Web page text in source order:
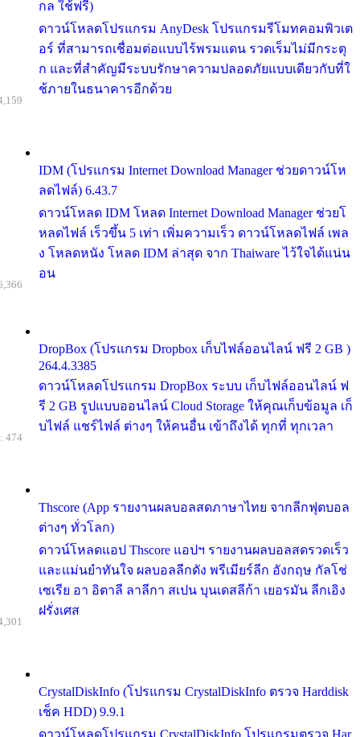
กล ใช้ฟรี)
ดาวน์โหลดโปรแกรม AnyDesk โปรแกรมรีโมทคอมพิวเต
อร์ ที่สามารถเชื่อมต่อแบบไร้พรมแดน รวดเร็มไม่มีกระตุ
ก และที่สำคัญมีระบบรักษาความปลอดภัยแบบเดียวกับที่ใ
ช้ภายในธนาคารอีกด้วย
IDM (โปรแกรม Internet Download Manager ช่วยดาวน์โห
ลดไฟล์) 6.43.7
ดาวน์โหลด IDM โหลด Internet Download Manager ช่วยโ
หลดไฟล์ เร็วขึ้น 5 เท่า เพิ่มความเร็ว ดาวน์โหลดไฟล์ เพล
ง โหลดหนัง โหลด IDM ล่าสุด จาก Thaiware ไว้ใจได้แน่น
อน
DropBox (โปรแกรม Dropbox เก็บไฟล์ออนไลน์ ฟรี 2 GB )
264.4.3385
ดาวน์โหลดโปรแกรม DropBox ระบบ เก็บไฟล์ออนไลน์ ฟ
รี 2 GB รูปแบบออนไลน์ Cloud Storage ให้คุณเก็บข้อมูล เก็
บไฟล์ แชร์ไฟล์ ต่างๆ ให้คนอื่น เข้าถึงได้ ทุกที่ ทุกเวลา
Thscore (App รายงานผลบอลสดภาษาไทย จากลีกฟุตบอล
ต่างๆ ทั่วโลก)
ดาวน์โหลดแอป Thscore แอปฯ รายงานผลบอลสดรวดเร็ว
และแม่นยำทันใจ ผลบอลลีกดัง พรีเมียร์ลีก อังกฤษ กัลโช่
เซเรีย อา อิตาลี ลาลีกา สเปน บุนเดสลีก้า เยอรมัน ลีกเอิง
ฝรั่งเศส
474
CrystalDiskInfo (โปรแกรม CrystalDiskInfo ตรวจ Harddisk
เช็ค HDD) 9.9.1
ดาวน์โหลดโปรแกรม CrystalDiskInfo โปรแกรมตรวจ Har